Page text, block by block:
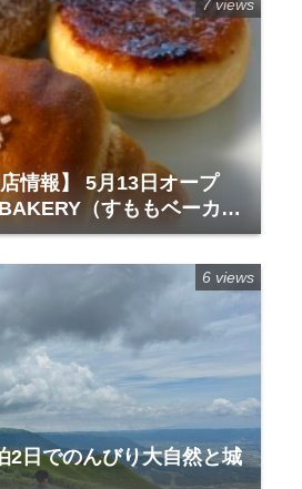
情報】 5月13日オープ
（すももベーカリ
7 views
2日でのんびり大自然と城
6 views